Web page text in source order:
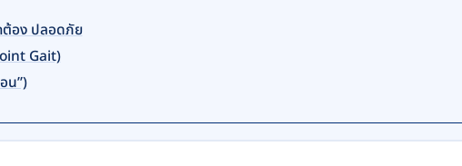
ต้อง ปลอดภัย
Gait)
น”)